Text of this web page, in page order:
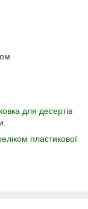
для десертів
пластикової